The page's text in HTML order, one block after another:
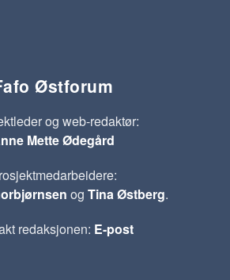
Østforum
og web-redaktør:
Mette Ødegård
og Tina Østberg.
redaksjonen: E-post